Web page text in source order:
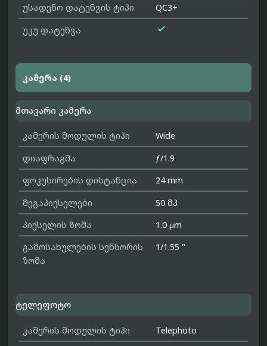
უსადენო დატენვის ტიპი
QC3+
უკუ დატენვა

კამერა (4)
მთავარი კამერა
კამერის მოდულის ტიპი
Wide
დიაფრაგმა
ƒ/1.9
ფოკუსირების დისტანცია
24 mm
მეგაპიქსელები
50 მპ
პიქსელის ზომა
1.0 μm
გამოსახულების სენსორის
ზომა
1/1.55 "
ტელეფოტო
კამერის მოდულის ტიპი
Telephoto